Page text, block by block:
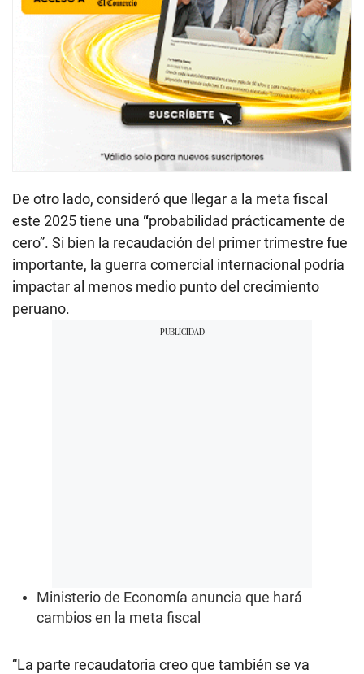
De otro lado, consideró que llegar a la meta fiscal
este 2025 tiene una “probabilidad prácticamente de
cero”. Si bien la recaudación del primer trimestre fue
importante, la guerra comercial internacional podría
impactar al menos medio punto del crecimiento
peruano.
Ministerio de Economía anuncia que hará
cambios en la meta fiscal
“La parte recaudatoria creo que también se va